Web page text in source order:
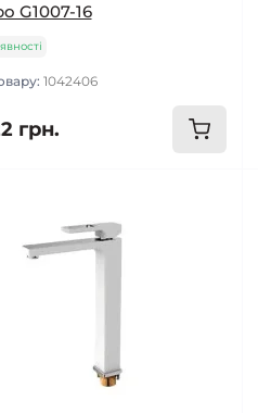
G1007-16
1042406
грн.